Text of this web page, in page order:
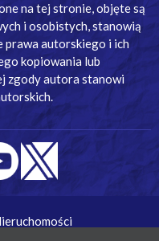
na tej stronie, objęte są
i osobistych, stanowią
prawa autorskiego i ich
kopiowania lub
zgody autora stanowi